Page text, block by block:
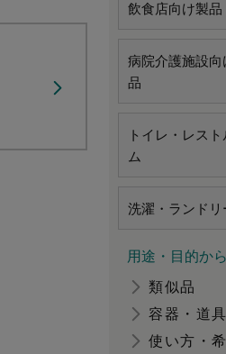
飲食店向け製品
病院介護施設向
品
トイレ・レスト
ム
洗濯・ランドリ
用途・目的か
類似品
容器・道
使い方・